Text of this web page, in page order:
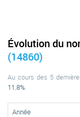
Évolution du
(14860)
Au cours des 5
11.8%.
Année